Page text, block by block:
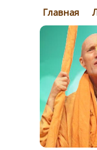
Главная